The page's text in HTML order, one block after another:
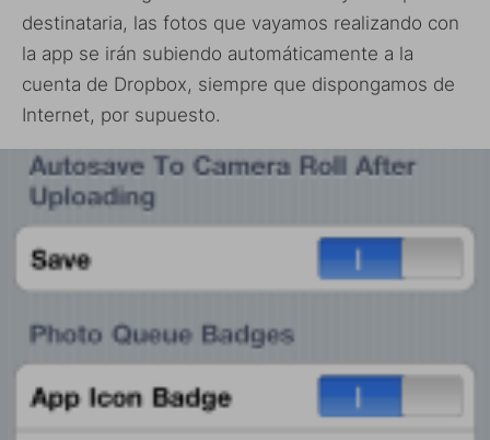
destinataria, las fotos que vayamos realizando con
la app se irán subiendo automáticamente a la
cuenta de Dropbox, siempre que dispongamos de
Internet, por supuesto.